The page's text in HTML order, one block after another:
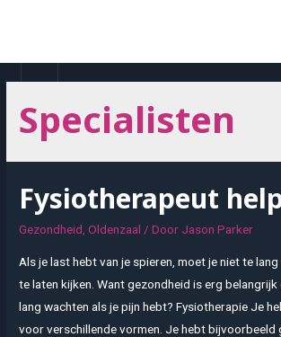
Specialisten
Fysiotherapeut
Gezondheid ,Oldenzaal / Door Jason Parker
Als je last hebt van je spieren, moet je niet te
te laten kijken. Want gezondheid is erg belangrijk
lang wachten als je pijn hebt? Fysiotherapie Je
voor verschillende vormen. Je hebt bijvoorbeeld